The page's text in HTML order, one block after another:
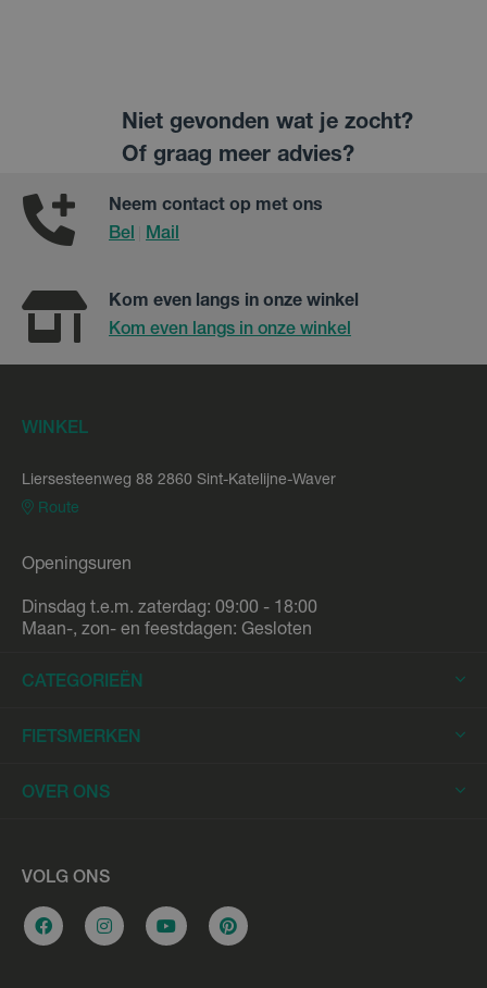
Niet gevonden wat je zocht?
Of graag meer advies?
Neem contact op met ons
Bel
Mail
Kom even langs in onze winkel
Kom even langs in onze winkel
WINKEL
Liersesteenweg 88 2860 Sint-Katelijne-Waver
Route
Openingsuren
Dinsdag t.e.m. zaterdag: 09:00 - 18:00
Maan-, zon- en feestdagen: Gesloten
CATEGORIEËN
Elektrische Fietsen
Elektrische Racefietsen
Elektrische Longtails
Elektrische Bakfietsen
Stadsfietsen
FIETSMERKEN
Trek
Cannondale
OVER ONS
Werkplaats
Overname e-bike
Vacatures
VOLG ONS